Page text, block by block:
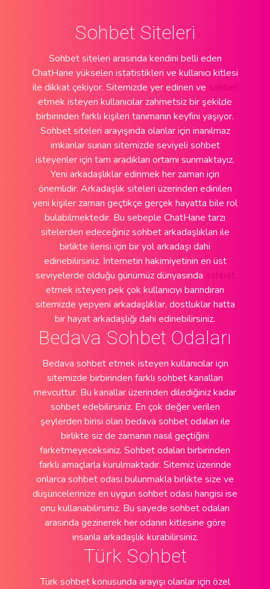
Sohbet Siteleri
Sohbet siteleri arasında kendini belli eden
ChatHane yükselen istatistikleri ve kullanıcı kitlesi
ile dikkat çekiyor. Sitemizde yer edinen ve sohbet
etmek isteyen kullanıcılar zahmetsiz bir şekilde
birbirinden farklı kişileri tanımanın keyfini yaşıyor.
Sohbet siteleri arayışında olanlar için inanılmaz
imkanlar sunan sitemizde seviyeli sohbet
isteyenler için tam aradıkları ortamı sunmaktayız.
Yeni arkadaşlıklar edinmek her zaman için
önemlidir. Arkadaşlık siteleri üzerinden edinilen
yeni kişiler zaman geçtikçe gerçek hayatta bile rol
bulabilmektedir. Bu sebeple ChatHane tarzı
sitelerden edeceğiniz sohbet arkadaşlıkları ile
birlikte ilerisi için bir yol arkadaşı dahi
edinebilirsiniz. İnternetin hakimiyetinin en üst
seviyelerde olduğu günümüz dünyasında sohbet
etmek isteyen pek çok kullanıcıyı barındıran
sitemizde yepyeni arkadaşlıklar, dostluklar hatta
bir hayat arkadaşlığı dahi edinebilirsiniz.
Bedava Sohbet Odaları
Bedava sohbet etmek isteyen kullanıcılar için
sitemizde birbirinden farklı sohbet kanalları
mevcuttur. Bu kanallar üzerinden dilediğiniz kadar
sohbet edebilirsiniz. En çok değer verilen
şeylerden birisi olan bedava sohbet odaları ile
birlikte siz de zamanın nasıl geçtiğini
farketmeyeceksiniz. Sohbet odaları birbirinden
farklı amaçlarla kurulmaktadır. Sitemiz üzerinde
onlarca sohbet odası bulunmakla birlikte size ve
düşüncelerinize en uygun sohbet odası hangisi ise
onu kullanabilirsiniz. Bu sayede sohbet odaları
arasında gezinerek her odanın kitlesine göre
insanla arkadaşlık kurabilirsiniz.
Türk Sohbet
Türk sohbet konusunda arayışı olanlar için özel